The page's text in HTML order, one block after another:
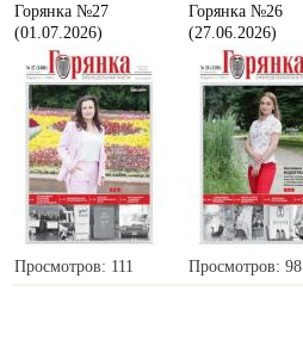
Горянка №27
(01.07.2026)
Просмотров: 111
Горянка №26
(27.06.2026)
Просмотров: 98